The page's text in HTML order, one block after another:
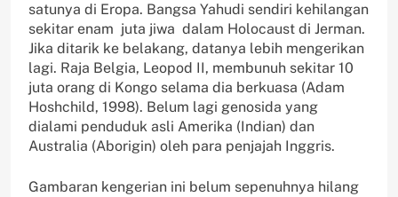
satunya di Eropa. Bangsa Yahudi sendiri kehilangan
sekitar enam juta jiwa dalam Holocaust di Jerman.
Jika ditarik ke belakang, datanya lebih mengerikan
lagi. Raja Belgia, Leopod II, membunuh sekitar 10
juta orang di Kongo selama dia berkuasa (Adam
Hoshchild, 1998). Belum lagi genosida yang
dialami penduduk asli Amerika (Indian) dan
Australia (Aborigin) oleh para penjajah Inggris.
Gambaran kengerian ini belum sepenuhnya hilang